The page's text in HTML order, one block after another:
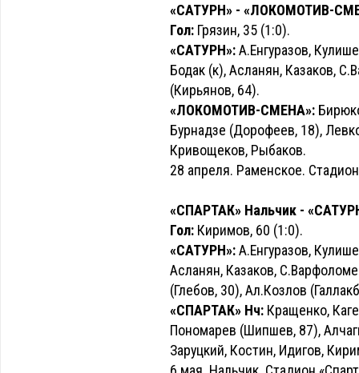
«САТУРН» - «ЛОКОМОТИВ-
Гол: Грязин, 35 (1:0).
«САТУРН»:А.Енгуразов,
Бодак (к), Асланян, Казаков,
(Кирьянов, 64).
«ЛОКОМОТИВ-СМЕНА»:
Бурнадзе (Дорофеев, 18),
Кривощеков, Рыбаков.
28 апреля. Раменское.
«СПАРТАК» Нальчик -
Гол: Киримов, 60 (1:0).
«САТУРН»:А.Енгуразов,
Асланян, Казаков,
(Глебов, 30), Ал.Козлов
«СПАРТАК» Нч: Кращенко,
Пономарев (Шипшев, 87),
Заруцкий, Костин, Идигов,